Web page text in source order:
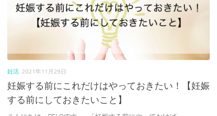
妊活 2021年11月29日
妊娠する前にこれだけはやっておきたい！【妊娠
する前にしておきたいこと】